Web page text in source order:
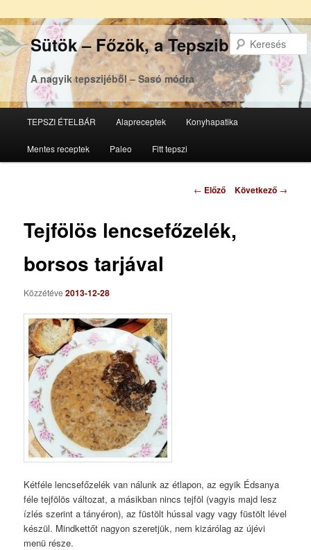
Sütök – Főzök, a Tepsziből
A nagyik tepszijéből – Sasó módra
Tovább
az
Tovább
a
TEPSZI ÉTELBÁR Alapreceptek Konyhapatika
Mentes receptek Paleo Fitt tepszi
Bejegyzés
← Előző Következő →
Tejfölös lencsefőzelék,
borsos tarjával
Közzétéve2013-12-28
Kétféle lencsefőzelék van nálunk az étlapon, az egyik Édsanya
féle tejfölös változat, a másikban nincs tejföl (vagyis majd lesz
ízlés szerint a tányéron), az füstölt hússal vagy vagy füstölt lével
készül. Mindkettőt nagyon szeretjük, nem kizárólag az újévi
menü része.